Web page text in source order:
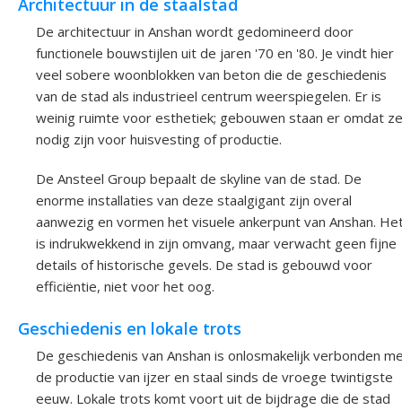
Architectuur in de staalstad
De architectuur in Anshan wordt gedomineerd door
functionele bouwstijlen uit de jaren '70 en '80. Je vindt hier
veel sobere woonblokken van beton die de geschiedenis
van de stad als industrieel centrum weerspiegelen. Er is
weinig ruimte voor esthetiek; gebouwen staan er omdat ze
nodig zijn voor huisvesting of productie.
De Ansteel Group bepaalt de skyline van de stad. De
enorme installaties van deze staalgigant zijn overal
aanwezig en vormen het visuele ankerpunt van Anshan.
is indrukwekkend in zijn omvang, maar verwacht geen fijne
details of historische gevels. De stad is gebouwd voor
efficiëntie, niet voor het oog.
Geschiedenis en lokale trots
De geschiedenis van Anshan is onlosmakelijk verbonden
de productie van ijzer en staal sinds de vroege twintigste
eeuw. Lokale trots komt voort uit de bijdrage die de stad